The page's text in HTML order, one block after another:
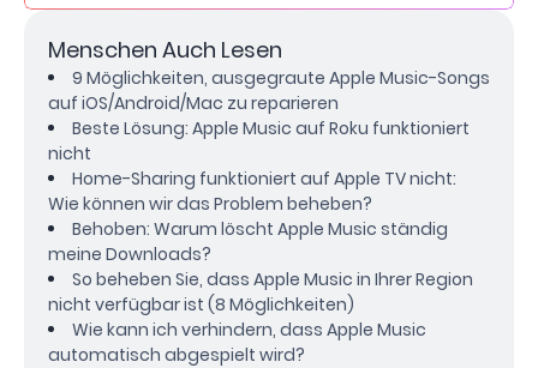
Menschen Auch Lesen
9 Möglichkeiten, ausgegraute Apple Music-Songs
auf iOS/Android/Mac zu reparieren
Beste Lösung: Apple Music auf Roku funktioniert
nicht
Home-Sharing funktioniert auf Apple TV nicht:
Wie können wir das Problem beheben?
Behoben: Warum löscht Apple Music ständig
meine Downloads?
So beheben Sie, dass Apple Music in Ihrer Region
nicht verfügbar ist (8 Möglichkeiten)
Wie kann ich verhindern, dass Apple Music
automatisch abgespielt wird?